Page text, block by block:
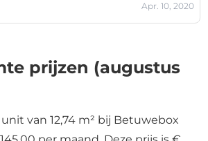
Apr. 10, 2020
prijzen (augustus
van 12,74 m² bij Betuwebox